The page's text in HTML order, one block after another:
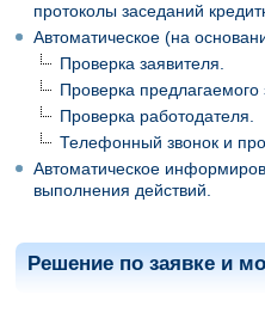
протоколы заседаний
Автоматическое (на
Проверка заявителя.
Проверка предлагаемого
Проверка работодателя.
Телефонный звонок и
Автоматическое
выполнения действий.
Решение по заявке и